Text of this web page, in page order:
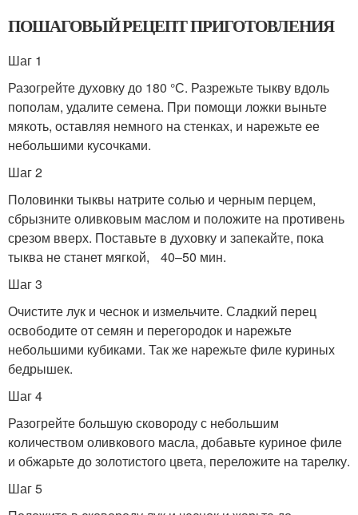
ПОШАГОВЫЙ РЕЦЕПТ ПРИГОТОВЛЕНИЯ
Шаг 1
Разогрейте духовку до 180 °С. Разрежьте тыкву вдоль
пополам, удалите семена. При помощи ложки выньте
мякоть, оставляя немного на стенках, и нарежьте ее
небольшими кусочками.
Шаг 2
Половинки тыквы натрите солью и черным перцем,
сбрызните оливковым маслом и положите на противень
срезом вверх. Поставьте в духовку и запекайте, пока
тыква не станет мягкой, 40–50 мин.
Шаг 3
Очистите лук и чеснок и измельчите. Сладкий перец
освободите от семян и перегородок и нарежьте
небольшими кубиками. Так же нарежьте филе куриных
бедрышек.
Шаг 4
Разогрейте большую сковороду с небольшим
количеством оливкового масла, добавьте куриное филе
и обжарьте до золотистого цвета, переложите на тарелку.
Шаг 5